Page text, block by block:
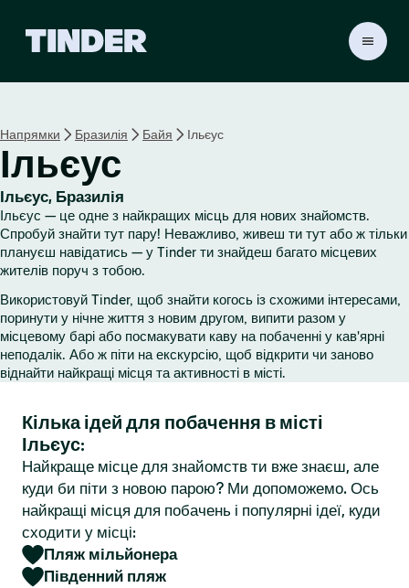
н
о
р
і
а
T
i
n
r
Напрямки Бразилія Байя Ільєус
Ільєус
Ільєус, Бразилія
Ільєус — це одне з найкращих місць для нових знайомств.
Спробуй знайти тут пару! Неважливо, живеш ти тут або ж тільки
плануєш навідатись — у Tinder ти знайдеш багато місцевих
жителів поруч з тобою.
Використовуй Tinder, щоб знайти когось із схожими інтересами,
поринути у нічне життя з новим другом, випити разом у
місцевому барі або посмакувати каву на побаченні у кав'ярні
неподалік. Або ж піти на екскурсію, щоб відкрити чи заново
віднайти найкращі місця та активності в місті.
Кілька ідей для побачення в місті
Ільєус:
Найкраще місце для знайомств ти вже знаєш, але
куди би піти з новою парою? Ми допоможемо. Ось
найкращі місця для побачень і популярні ідеї, куди
сходити у місці:
Пляж мільйонера
Південний пляж